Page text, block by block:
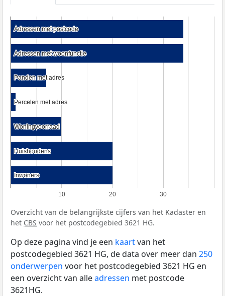
10 20 30
Adressen met postcode
Adressen met postcode
Adressen met woonfunctie
Adressen met woonfunctie
Panden met adres
Panden met adres
Percelen met adres
Percelen met adres
Woningvoorraad
Woningvoorraad
Huishoudens
Huishoudens
Inwoners
Inwoners
Overzicht van de belangrijkste cijfers van het Kadaster en
het CBS voor het postcodegebied 3621 HG.
Op deze pagina vind je een kaartvan het
postcodegebied 3621 HG, de data over meer dan 250
onderwerpen voor het postcodegebied 3621 HG en
een overzicht van alleadressen met postcode
3621HG.